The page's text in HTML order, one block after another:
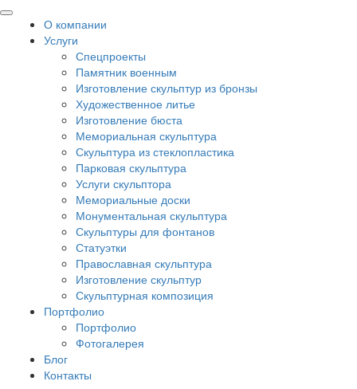
О компании
Услуги
Спецпроекты
Памятник военным
Изготовление скульптур из бронзы
Художественное литье
Изготовление бюста
Мемориальная скульптура
Скульптура из стеклопластика
Парковая скульптура
Услуги скульптора
Мемориальные доски
Монументальная скульптура
Скульптуры для фонтанов
Статуэтки
Православная скульптура
Изготовление скульптур
Скульптурная композиция
Портфолио
Портфолио
Фотогалерея
Блог
Контакты